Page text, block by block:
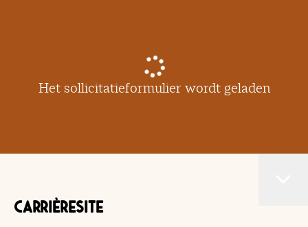
Het sollicitatieformulier wordt geladen
Carrièresite